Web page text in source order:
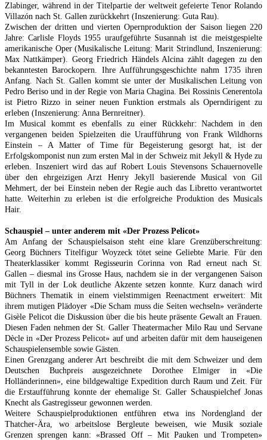
Zlabinger, während in der Titelpartie der weltweit gefeierte Tenor Rolando
Villazón nach St. Gallen zurückkehrt (Inszenierung: Guta Rau).
Zwischen der dritten und vierten Opernproduktion der Saison liegen 220
Jahre: Carlisle Floyds 1955 uraufgeführte Susannah ist die meistgespielte
amerikanische Oper (Musikalische Leitung: Marit Strindlund, Inszenierung:
Max Nattkämper). Georg Friedrich Händels Alcina zählt dagegen zu den
bekanntesten Barockopern. Ihre Aufführungsgeschichte nahm 1735 ihren
Anfang. Nach St. Gallen kommt sie unter der Musikalischen Leitung von
Pedro Beriso und in der Regie von Maria Chagina. Bei Rossinis Cenerentola
ist Pietro Rizzo in seiner neuen Funktion erstmals als Operndirigent zu
erleben (Inszenierung: Anna Bernreitner).
Im Musical kommt es ebenfalls zu einer Rückkehr: Nachdem in den
vergangenen beiden Spielzeiten die Uraufführung von Frank Wildhorns
Einstein – A Matter of Time für Begeisterung gesorgt hat, ist der
Erfolgskomponist nun zum ersten Mal in der Schweiz mit Jekyll & Hyde zu
erleben. Inszeniert wird das auf Robert Louis Stevensons Schauernovelle
über den ehrgeizigen Arzt Henry Jekyll basierende Musical von Gil
Mehmert, der bei Einstein neben der Regie auch das Libretto verantwortet
hatte. Weiterhin zu erleben ist die erfolgreiche Produktion des Musicals
Hair.
Schauspiel – unter anderem mit «Der Prozess Pelicot»
Am Anfang der Schauspielsaison steht eine klare Grenzüberschreitung:
Georg Büchners Titelfigur Woyzeck tötet seine Geliebte Marie. Für den
Theaterklassiker kommt Regisseurin Corinna von Rad erneut nach St.
Gallen – diesmal ins Grosse Haus, nachdem sie in der vergangenen Saison
mit Tyll in der Lok deutliche Akzente setzen konnte. Kurz danach wird
Büchners Thematik in einem vielstimmigen Reenactment erweitert: Mit
ihrem mutigen Plädoyer «Die Scham muss die Seiten wechseln» veränderte
Gisèle Pelicot die Diskussion über die bis heute präsente Gewalt an Frauen.
Diesen Faden nehmen der St. Galler Theatermacher Milo Rau und Servane
Dècle in «Der Prozess Pelicot» auf und arbeiten dafür mit dem hauseigenen
Schauspielensemble sowie Gästen.
Einen Grenzgang anderer Art beschreibt die mit dem Schweizer und dem
Deutschen Buchpreis ausgezeichnete Dorothee Elmiger in «Die
Holländerinnen», eine bildgewaltige Expedition durch Raum und Zeit. Für
die Erstaufführung konnte der ehemalige St. Galler Schauspielchef Jonas
Knecht als Gastregisseur gewonnen werden.
Weitere Schauspielproduktionen entführen etwa ins Nordengland der
Thatcher-Ära, wo arbeitslose Bergleute beweisen, wie Musik soziale
Grenzen sprengen kann: «Brassed Off – Mit Pauken und Trompeten»